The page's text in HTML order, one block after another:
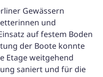
Gewässern
und
auf festem Boden
der Boote konnte
Etage weitgehend
saniert und für die